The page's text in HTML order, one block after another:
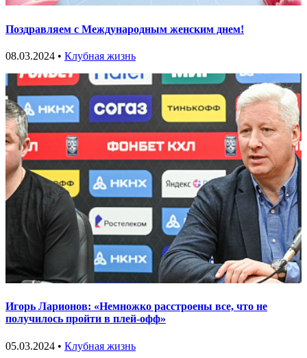
Поздравляем с Международным женским днем!
08.03.2024 • Клубная жизнь
Игорь Ларионов: «Немножко расстроены все, что не
получилось пройти в плей-офф»
05.03.2024 • Клубная жизнь